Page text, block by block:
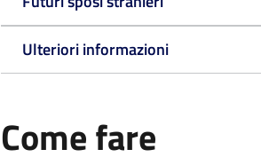
Ulteriori informazioni
Come fare